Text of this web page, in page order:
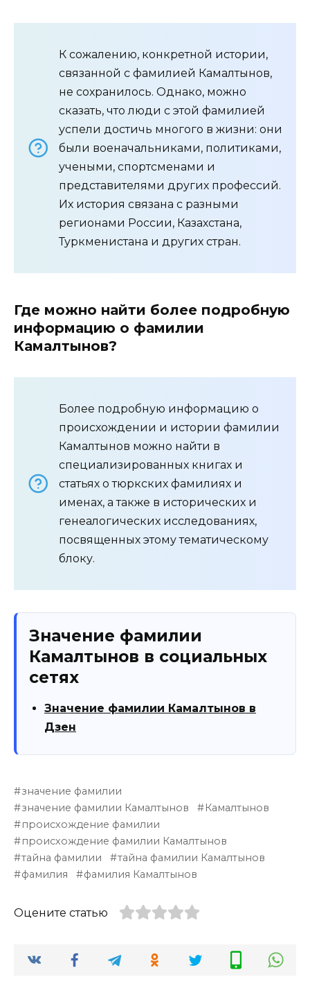
К сожалению, конкретной истории,
связанной с фамилией Камалтынов,
не сохранилось. Однако, можно
сказать, что люди с этой фамилией
успели достичь многого в жизни: они
были военачальниками, политиками,
учеными, спортсменами и
представителями других профессий.
Их история связана с разными
регионами России, Казахстана,
Туркменистана и других стран.
Где можно найти более подробную
информацию о фамилии
Камалтынов?
Более подробную информацию о
происхождении и истории фамилии
Камалтынов можно найти в
специализированных книгах и
статьях о тюркских фамилиях и
именах, а также в исторических и
генеалогических исследованиях,
посвященных этому тематическому
блоку.
Значение фамилии
Камалтынов в социальных
сетях
Значение фамилии Камалтынов в
Дзен
значение фамилии
значение фамилии Камалтынов
Камалтынов
происхождение фамилии
происхождение фамилии Камалтынов
тайна фамилии
тайна фамилии Камалтынов
фамилия
фамилия Камалтынов
Оцените статью